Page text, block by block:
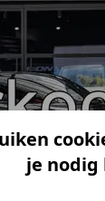
je nodig